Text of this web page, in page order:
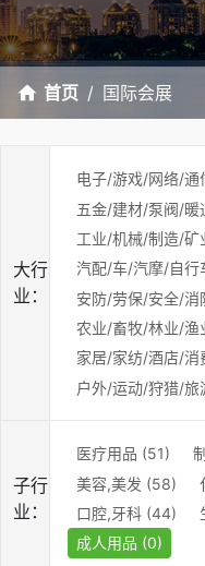
首页 国际会展
大行
业：
电子/游戏/网络/通
五金/建材/泵阀/暖
工业/机械/制造/矿
汽配/车/汽摩/自行
安防/劳保/安全/消
农业/畜牧/林业/渔
家居/家纺/酒店/消
户外/运动/狩猎/旅
子行
业：
医疗用品 (51)
美容,美发 (58)
口腔,牙科 (44)
成人用品 (0)